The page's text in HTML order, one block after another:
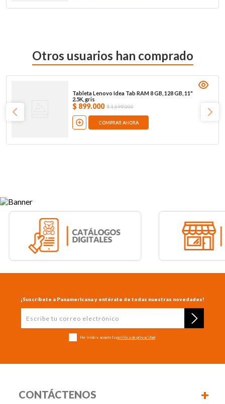
Otros usuarios han comprado
Tableta Lenovo Idea Tab RAM 8 GB, 128 GB, 11"
2.5K, gris
$ 899.000 $1.699.000
COMPRAR AHORA
¡Suscríbete a Panamericana y entérate de todas nuestras novedades!
He leído y acepto la política de privacidad
CONTÁCTENOS +